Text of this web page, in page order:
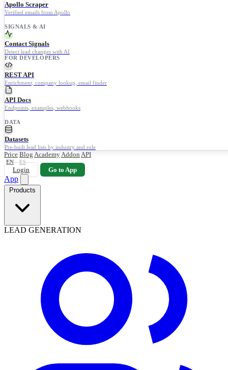
Apollo Scraper
Verified emails from Apollo
SIGNALS & AI
Contact Signals
Detect lead changes with AI
FOR DEVELOPERS
REST API
Enrichment, company lookup, email finder
API Docs
Endpoints, examples, webhooks
DATA
Datasets
Pre-built lead lists by industry and role
Price Blog AcademyAddon API
EN ES
Login Go to App
App
Products
LEAD GENERATION